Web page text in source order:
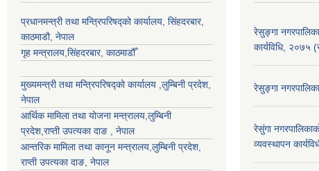
प्रधानमन्त्री तथा मन्त्रिपरिषद्को कार्यालय, सिंहदरबार,
काठमाडौ, नेपाल
गृह मन्त्रालय,सिंहदरबार, काठमाडौँ
मुख्यमन्त्री तथा मन्त्रिपरिषद्को कार्यालय ,लुम्बिनी प्रदेश,
नेपाल
आर्थिक मामिला तथा योजना मन्त्रालय, लुम्बिनी
प्रदेश ,राप्ती उपत्यका दाङ , नेपाल
आन्तरिक मामिला तथा कानून मन्त्रालय, लुम्बिनी प्रदेश
राप्ती उपत्यका दाङ , नेपाल
रेसुङ्गा
कार्यविधि, २०७५
रेसुङ्गा
रेसुंगा
व्यवस्थापन